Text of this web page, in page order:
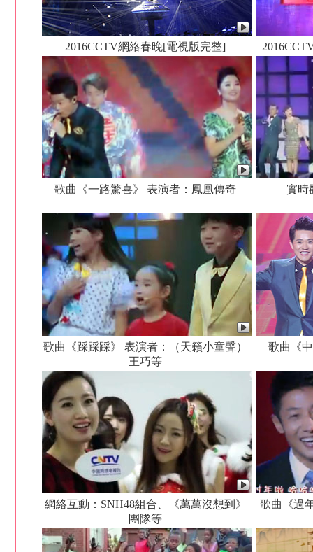
2016CCTV網絡春晚[電視版完整]
歌曲《一路驚喜》 表演者：鳳凰傳奇 實時
歌曲《踩踩踩》 表演者：（天籟小童聲）
王巧等
歌曲《
網絡互動：SNH48組合、《萬萬沒想到》
團隊等
歌曲《過